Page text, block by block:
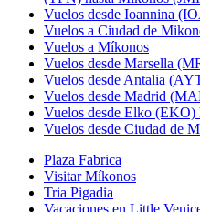
Vuelos desde Ioannina
Vuelos a Ciudad de
Vuelos a Míkonos
Vuelos desde Marsella
Vuelos desde Antalia
Vuelos desde Madrid
Vuelos desde Elko
Vuelos desde Ciudad de
Plaza Fabrica
Visitar Míkonos
Tria Pigadia
Vacaciones en Little